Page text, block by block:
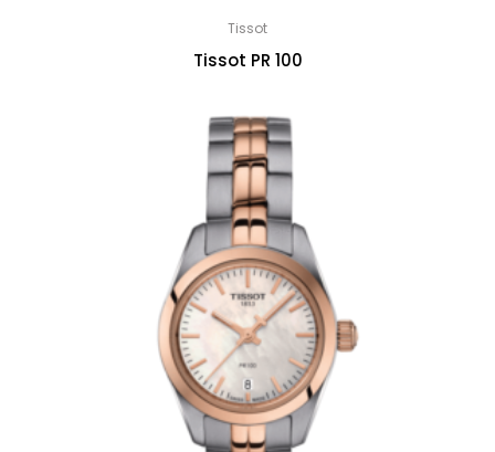
Tissot
Tissot PR 100